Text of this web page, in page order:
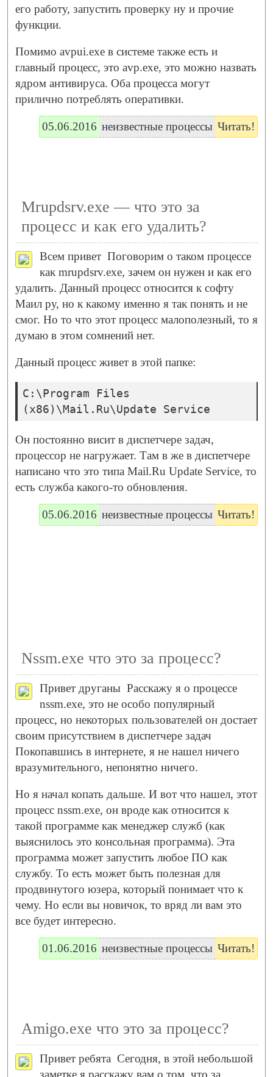
его работу, запустить проверку ну и прочие
функции.
Помимо avpui.exe в системе также есть и
главный процесс, это avp.exe, это можно назвать
ядром антивируса. Оба процесса могут
прилично потреблять оперативки.
Читать!
неизвестные процессы
05.06.2016
Mrupdsrv.exe — что это за
процесс и как его удалить?
Всем привет Поговорим о таком процессе
как mrupdsrv.exe, зачем он нужен и как его
удалить. Данный процесс относится к софту
Маил ру, но к какому именно я так понять и не
смог. Но то что этот процесс малополезный, то я
думаю в этом сомнений нет.
Данный процесс живет в этой папке:
C:\Program Files
(x86)\Mail.Ru\Update Service
Он постоянно висит в диспетчере задач,
процессор не нагружает. Там в же в диспетчере
написано что это типа Mail.Ru Update Service, то
есть служба какого-то обновления.
Читать!
неизвестные процессы
05.06.2016
Nssm.exe что это за процесс?
Привет друганы Расскажу я о процессе
nssm.exe, это не особо популярный
процесс, но некоторых пользователей он достает
своим присутствием в диспетчере задач
Покопавшись в интернете, я не нашел ничего
вразумительного, непонятно ничего.
Но я начал копать дальше. И вот что нашел, этот
процесс nssm.exe, он вроде как относится к
такой программе как менеджер служб (как
выяснилось это консольная программа). Эта
программа может запустить любое ПО как
службу. То есть может быть полезная для
продвинутого юзера, который понимает что к
чему. Но если вы новичок, то вряд ли вам это
все будет интересно.
Читать!
неизвестные процессы
01.06.2016
Amigo.exe что это за процесс?
Привет ребята Сегодня, в этой небольшой
заметке я расскажу вам о том, что за